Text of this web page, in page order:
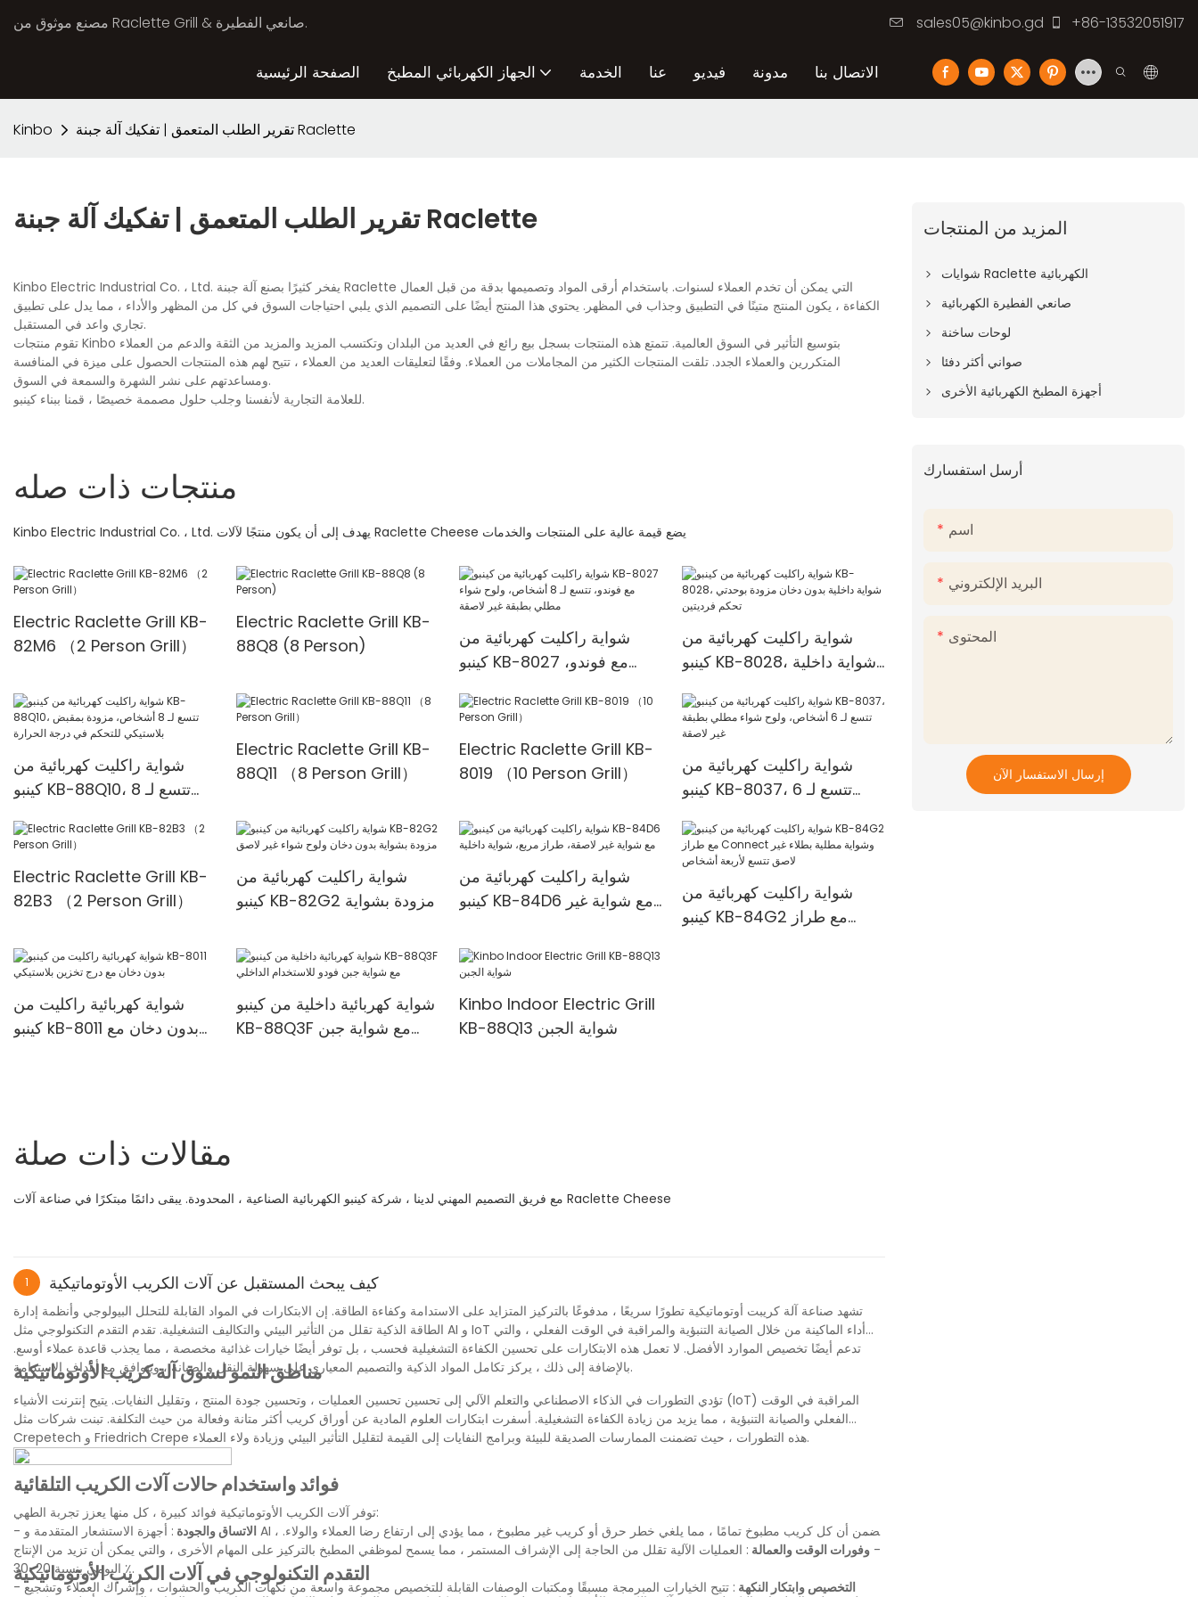
مصنع موثوق من Raclette Grill & صانعي الفطيرة. sales05@kinbo.gd +86-13532051917
الصفحة الرئيسية الجهاز الكهربائي المطبخ الخدمة عنا فيديو مدونة الاتصال بنا
Kinbo تقرير الطلب المتعمق | تفكيك آلة جبنة Raclette
تقرير الطلب المتعمق | تفكيك آلة جبنة Raclette
Kinbo Electric Industrial Co. ، Ltd. يفخر كثيرًا بصنع آلة جبنة Raclette التي يمكن أن تخدم العملاء لسنوات. باستخدام أرقى المواد وتصميمها بدقة من قبل العمال
الكفاءة ، يكون المنتج متينًا في التطبيق وجذاب في المظهر. يحتوي هذا المنتج أيضًا على التصميم الذي يلبي احتياجات السوق في كل من المظهر والأداء ، مما يدل على تطبيق
تجاري واعد في المستقبل.
تقوم منتجات Kinbo بتوسيع التأثير في السوق العالمية. تتمتع هذه المنتجات بسجل بيع رائع في العديد من البلدان وتكتسب المزيد والمزيد من الثقة والدعم من العملاء
المتكررين والعملاء الجدد. تلقت المنتجات الكثير من المجاملات من العملاء. وفقًا لتعليقات العديد من العملاء ، تتيح لهم هذه المنتجات الحصول على ميزة في المنافسة
ومساعدتهم على نشر الشهرة والسمعة في السوق.
للعلامة التجارية لأنفسنا وجلب حلول مصممة خصيصًا ، قمنا ببناء كينبو.
منتجات ذات صله
Kinbo Electric Industrial Co. ، Ltd. يهدف إلى أن يكون منتجًا لآلات Raclette Cheese يضع قيمة عالية على المنتجات والخدمات
Electric Raclette Grill KB-
82M6 （2 Person Grill）
Electric Raclette Grill KB-
88Q8 (8 Person)
شواية راكليت كهربائية من
كينبو KB-8027 مع فوندو،
مطلي بطبقة غير لاصقة
شواية راكليت كهربائية من
كينبو KB-8028، شواية داخلية
تحكم فرديتين
شواية راكليت كهربائية من
كينبو KB-88Q10، تتسع لـ 8
بلاستيكي للتحكم في درجة
Electric Raclette Grill KB-
88Q11 （8 Person Grill）
Electric Raclette Grill KB-
8019 （10 Person Grill）
شواية راكليت كهربائية من
كينبو KB-8037، تتسع لـ 6
بطبقة غير لاصقة
Electric Raclette Grill KB-
82B3 （2 Person Grill）
شواية راكليت كهربائية من
كينبو KB-82G2 مزودة بشواية
لاصق
شواية راكليت كهربائية من
كينبو KB-84D6 مع شواية غير
داخلية
شواية راكليت كهربائية من
كينبو KB-84G2 مع طراز
شواية كهربائية راكليت من
كينبو kB-8011 بدون دخان مع
شواية كهربائية داخلية من كينبو
KB-88Q3F مع شواية جبن
Kinbo Indoor Electric Grill
KB-88Q13 شواية الجبن
مقالات ذات صلة
مع فريق التصميم المهني لدينا ، شركة كينبو الكهربائية الصناعية ، المحدودة. يبقى دائمًا مبتكرًا في صناعة آلات Raclette Cheese
1 كيف يبحث المستقبل عن آلات الكريب الأوتوماتيكية
تشهد صناعة آلة كريبت أوتوماتيكية تطورًا سريعًا ، مدفوعًا بالتركيز المتزايد على الاستدامة وكفاءة الطاقة. إن الابتكارات في المواد القابلة للتحلل البيولوجي وأنظمة إدارة
الطاقة الذكية تقلل من التأثير البيئي والتكاليف التشغيلية. تقدم التقدم التكنولوجي مثل AI و IoT أداء الماكينة من خلال الصيانة التنبؤية والمراقبة في الوقت الفعلي ، والتي
تدعم أيضًا تخصيص الموارد الأفضل. لا تعمل هذه الابتكارات على تحسين الكفاءة التشغيلية فحسب ، بل توفر أيضًا خيارات غذائية مخصصة ، مما يجذب قاعدة عملاء أوسع.
بالإضافة إلى ذلك ، يركز تكامل المواد الذكية والتصميم المعياري على سهولة النقل والصيانة ، ويتوافق مع أهداف الاستدامة.
مناطق النمو لسوق آلة كريب الأوتوماتيكية
تؤدي التطورات في الذكاء الاصطناعي والتعلم الآلي إلى تحسين تحسين العمليات ، وتحسين جودة المنتج ، وتقليل النفايات. يتيح إنترنت الأشياء (IoT) المراقبة في الوقت
الفعلي والصيانة التنبؤية ، مما يزيد من زيادة الكفاءة التشغيلية. أسفرت ابتكارات العلوم المادية عن أوراق كريب أكثر متانة وفعالة من حيث التكلفة. تبنت شركات مثل
Crepetech و Friedrich Crepe هذه التطورات ، حيث تضمنت الممارسات الصديقة للبيئة وبرامج النفايات إلى القيمة لتقليل التأثير البيئي وزيادة ولاء العملاء.
فوائد واستخدام حالات آلات الكريب التلقائية
توفر آلات الكريب الأوتوماتيكية فوائد كبيرة ، كل منها يعزز تجربة الطهي:
-
الاتساق والجودة
: أجهزة الاستشعار المتقدمة و AI ، تضمن أن كل كريب مطبوخ تمامًا ، مما يلغي خطر حرق أو كريب غير مطبوخ ، مما يؤدي إلى ارتفاع رضا العملاء والولاء.
- وفورات الوقت والعمالة : العمليات الآلية تقلل من الحاجة إلى الإشراف المستمر ، مما يسمح لموظفي المطبخ بالتركيز على المهام الأخرى ، والتي يمكن أن تزيد من الإنتاج
اليومي بنسبة 20-30 ٪.
-
التخصيص وابتكار النكهة : تتيح الخيارات المبرمجة مسبقًا ومكتبات الوصفات القابلة للتخصيص مجموعة واسعة من نكهات الكريب والحشوات ، وإشراك العملاء وتشجيع
التقدم التكنولوجي في آلات الكريب الأوتوماتيكية
المزيد من المنتجات
شوايات Raclette الكهربائية
صانعي الفطيرة الكهربائية
لوحات ساخنة
صواني أكثر دفئا
أجهزة المطبخ الكهربائية الأخرى
أرسل استفسارك
اسم
البريد الإلكتروني
المحتوى
إرسال الاستفسار الآن